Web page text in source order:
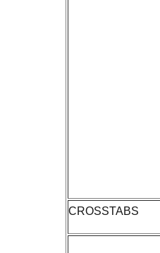
CROSSTABS